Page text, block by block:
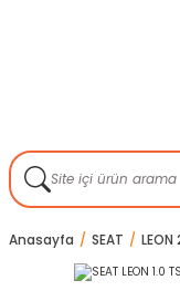
Anasayfa SEAT LEON